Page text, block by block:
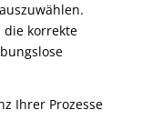
die korrekte
Ihrer Prozesse